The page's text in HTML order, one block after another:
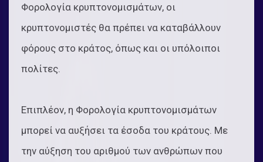
Φορολογία κρυπτονομισμάτων, οι
κρυπτονομιστές θα πρέπει να καταβάλλουν
φόρους στο κράτος, όπως και οι υπόλοιποι
πολίτες.
Επιπλέον, η Φορολογία κρυπτονομισμάτων
μπορεί να αυξήσει τα έσοδα του κράτους. Με
την αύξηση του αριθμού των ανθρώπων που